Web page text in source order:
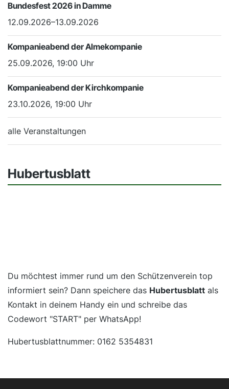
Bundesfest 2026 in Damme
12.09.2026–13.09.2026
Kompanieabend der Almekompanie
25.09.2026, 19:00 Uhr
Kompanieabend der Kirchkompanie
23.10.2026, 19:00 Uhr
alle Veranstaltungen
Hubertusblatt
Du möchtest immer rund um den Schützenverein top
informiert sein? Dann speichere das Hubertusblatt als
Kontakt in deinem Handy ein und schreibe das
Codewort "START" per WhatsApp!
Hubertusblattnummer: 0162 5354831